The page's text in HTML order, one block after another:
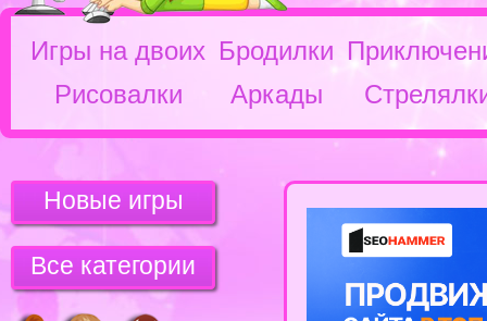
Игры на двоих Бродилки
Рисовалки
Аркады
Новые игры
Все категории